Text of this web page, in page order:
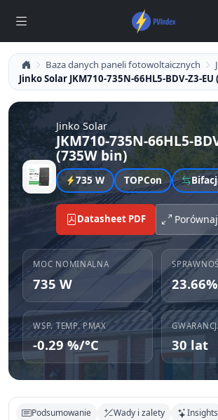
Baza danych paneli fotowoltaicznych
Jinko Solar JKM710-735N-66HL5-BDV-Z3-EU
Jinko Solar
JKM710-735N-66HL5-
(735W bin)
735 W TOPCon
Datasheet PDF
MOC NOMINALNA
735 W 23.66%
WSP. TEMP. PMAX
-0.29 %/°C 30 lat
Podsumowanie Wady i zalety Insights